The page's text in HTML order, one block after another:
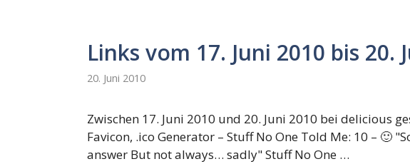
Links vom 17. Juni 2010 bis 20.
20. Juni 2010
Zwischen 17. Juni 2010 und 20. Juni 2010 bei delicious
Favicon, .ico Generator – Stuff No One Told Me: 10 – 🙂
answer But not always… sadly" Stuff No One …